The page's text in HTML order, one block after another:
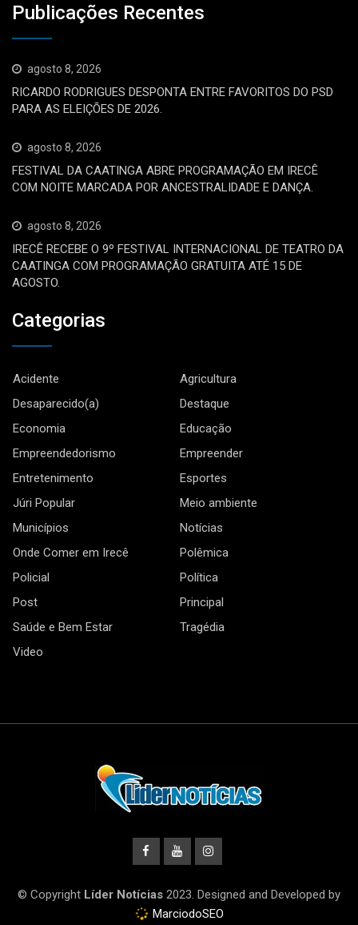
Publicações Recentes
agosto 8, 2026
RICARDO RODRIGUES DESPONTA ENTRE FAVORITOS DO PSD
PARA AS ELEIÇÕES DE 2026.
agosto 8, 2026
FESTIVAL DA CAATINGA ABRE PROGRAMAÇÃO EM IRECÊ
COM NOITE MARCADA POR ANCESTRALIDADE E DANÇA.
agosto 8, 2026
IRECÊ RECEBE O 9º FESTIVAL INTERNACIONAL DE TEATRO DA
CAATINGA COM PROGRAMAÇÃO GRATUITA ATÉ 15 DE
AGOSTO.
Categorias
Acidente
Agricultura
Desaparecido(a)
Destaque
Economia
Educação
Empreendedorismo
Empreender
Entretenimento
Esportes
Júri Popular
Meio ambiente
Municípios
Notícias
Onde Comer em Irecê
Polêmica
Policial
Política
Post
Principal
Saúde e Bem Estar
Tragédia
Video
© Copyright Líder Notícias 2023. Designed and Developed by
MarciodoSEO